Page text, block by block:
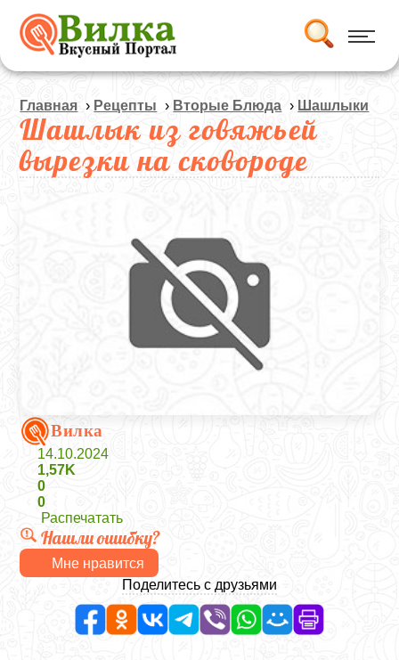
Главная › Рецепты › Вторые Блюда › Шашлыки
Шашлык из говяжьей
вырезки на сковороде
Вилка
14.10.2024
1,57K
0
0
Распечатать
Нашли ошибку?
Мне нравится
Поделитесь с друзьями